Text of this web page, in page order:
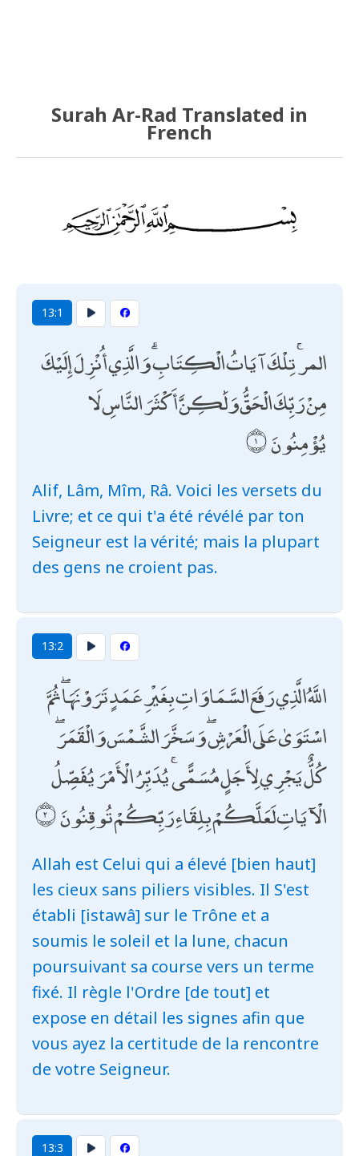
Surah Ar-Rad Translated in
French
13:1
المر ۚ تِلْكَ آيَاتُ الْكِتَابِ ۗ وَالَّذِي أُنْزِلَ إِلَيْكَ
مِنْ رَبِّكَ الْحَقُّ وَلَٰكِنَّ أَكْثَرَ النَّاسِ لَا
يُؤْمِنُونَ
Alif, Lâm, Mîm, Râ. Voici les versets du
Livre; et ce qui t'a été révélé par ton
Seigneur est la vérité; mais la plupart
des gens ne croient pas.
13:2
اللَّهُ الَّذِي رَفَعَ السَّمَاوَاتِ بِغَيْرِ عَمَدٍ تَرَوْنَهَا ۖ ثُمَّ
اسْتَوَىٰ عَلَى الْعَرْشِ ۖ وَسَخَّرَ الشَّمْسَ وَالْقَمَرَ ۖ
كُلٌّ يَجْرِي لِأَجَلٍ مُسَمًّى ۚ يُدَبِّرُ الْأَمْرَ يُفَصِّلُ
الْآيَاتِ لَعَلَّكُمْ بِلِقَاءِ رَبِّكُمْ تُوقِنُونَ
Allah est Celui qui a élevé [bien haut]
les cieux sans piliers visibles. Il S'est
établi [istawâ] sur le Trône et a
soumis le soleil et la lune, chacun
poursuivant sa course vers un terme
fixé. Il règle l'Ordre [de tout] et
expose en détail les signes afin que
vous ayez la certitude de la rencontre
de votre Seigneur.
13:3